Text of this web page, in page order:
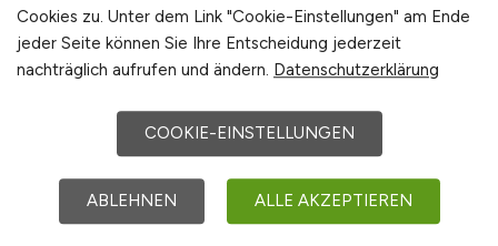
DEVELOPER.JOBS – Internationale Jobbörse
für Entwickler & IT-Experten
Cookies zu. Unter dem Link "Cookie-Einstellungen" am Ende
jeder Seite können Sie Ihre Entscheidung jederzeit
nachträglich aufrufen und ändern. Datenschutzerklärung
COOKIE-EINSTELLUNGEN
ABLEHNEN ALLE AKZEPTIEREN